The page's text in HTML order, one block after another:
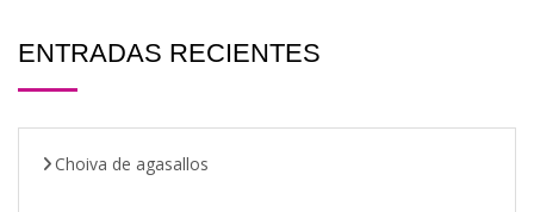
ENTRADAS RECIENTES
Choiva de agasallos